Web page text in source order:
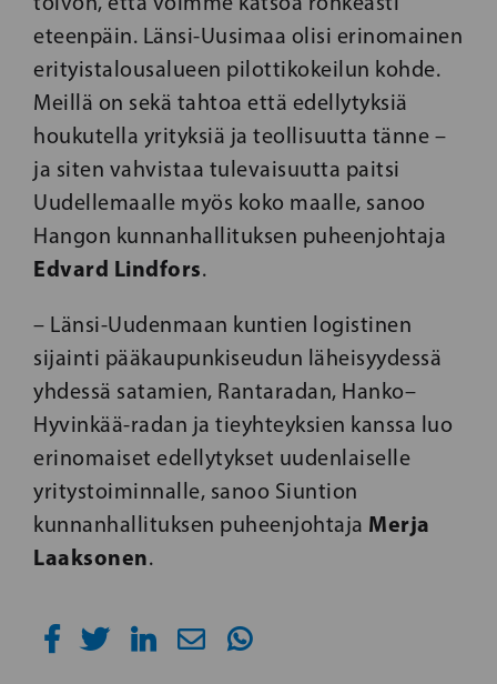
eteenpäin. Länsi-Uusimaa olisi erinomainen
erityistalousalueen pilottikokeilun kohde.
Meillä on sekä tahtoa että edellytyksiä
houkutella yrityksiä ja teollisuutta tänne –
ja siten vahvistaa tulevaisuutta paitsi
Uudellemaalle myös koko maalle, sanoo
Hangon kunnanhallituksen puheenjohtaja
Edvard Lindfors.
– Länsi-Uudenmaan kuntien logistinen
sijainti pääkaupunkiseudun läheisyydessä
yhdessä satamien, Rantaradan, Hanko–
Hyvinkää-radan ja tieyhteyksien kanssa luo
erinomaiset edellytykset uudenlaiselle
yritystoiminnalle, sanoo Siuntion
kunnanhallituksen puheenjohtaja Merja
Laaksonen.